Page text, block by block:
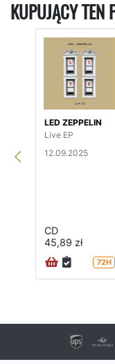
KUPUJĄCY TEN
LED ZEPPELIN
Live EP
12.09.2025
CD
45,89 zł
72H